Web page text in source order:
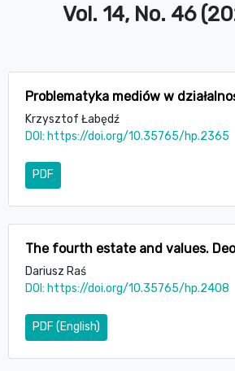
Vol. 14, No. 46
Problematyka mediów w
Krzysztof Łabędź
DOI: https://doi.org/10.35765/hp.2365
PDF
The fourth estate and values.
Dariusz Raś
DOI: https://doi.org/10.35765/hp.2408
PDF (English)